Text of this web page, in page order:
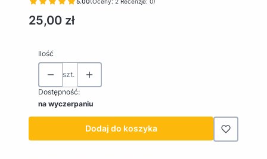
Cena
25,00 zł
Ilość
szt.
Dostępność:
na wyczerpaniu
Dodaj do koszyka